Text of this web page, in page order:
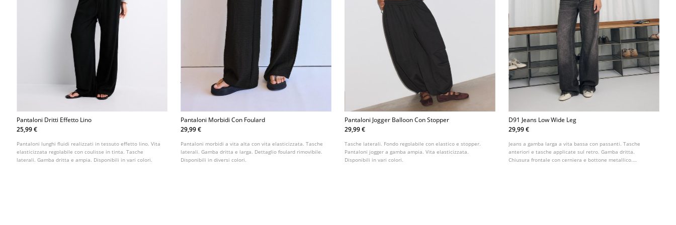
Pantaloni Dritti Effetto Lino
25,99 €
Pantaloni lunghi fluidi realizzati in tessuto effetto lino. Vita
elasticizzata regolabile con coulisse in tinta. Tasche
laterali. Gamba dritta e ampia. Disponibili in vari colori.
Pantaloni Morbidi Con Foulard
29,99 €
Pantaloni morbidi a vita alta con vita elasticizzata. Tasche
laterali. Gamba dritta e larga. Dettaglio foulard rimovibile.
Disponibili in diversi colori.
Pantaloni Jogger Balloon Con Stopper
29,99 €
Tasche laterali. Fondo regolabile con elastico e stopper.
Pantaloni jogger a gamba ampia. Vita elasticizzata.
Disponibili in vari colori.
D91 Jeans Low Wide Leg
29,99 €
Jeans a gamba larga a vita bassa con passanti. Tasche
anteriori e tasche applicate sul retro. Gamba dritta.
Chiusura frontale con cerniera e bottone metallico.